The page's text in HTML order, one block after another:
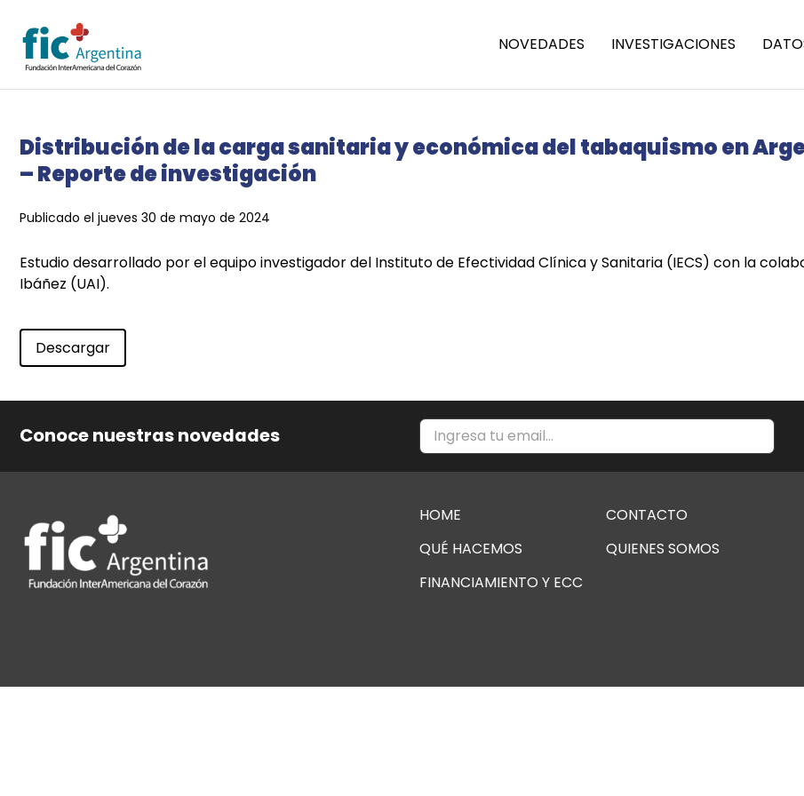
NOVEDADES INVESTIGACIONES
Distribución de la carga sanitaria y económica del tabaquismo en
– Reporte de investigación
Publicado el jueves 30 de mayo de 2024
Estudio desarrollado por el equipo investigador del Instituto de Efectividad Clínica y Sanitaria (IECS) con la
Ibáñez (UAI).
Descargar
Conoce nuestras novedades
HOME
CONTACTO
QUÉ HACEMOS
QUIENES SOMOS
FINANCIAMIENTO Y ECC